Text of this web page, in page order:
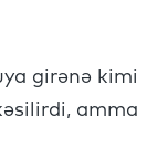
girənə kimi
amma